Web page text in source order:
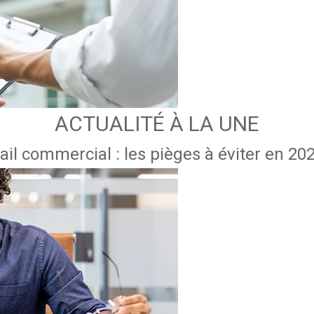
ACTUALITÉ À LA UNE
commercial : les pièges à éviter en